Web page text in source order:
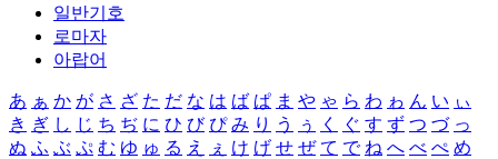
일반기호
로마자
아랍어
あ ぁ か が さ ざ た だ な は ば ぱ ま や ゃ ら わ ゎ ん い ぃ
き ぎ し じ ち ぢ に ひ び ぴ み り う ぅ く ぐ す ず つ づ っ
ぬ ふ ぶ ぷ む ゆ ゅ る え ぇ け げ せ ぜ て で ね へ べ ぺ め